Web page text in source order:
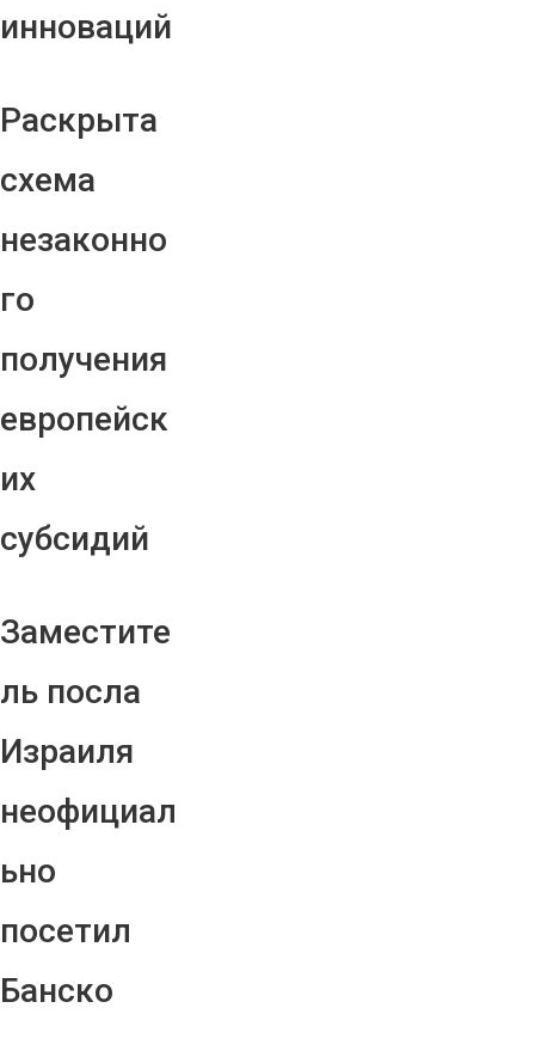
инноваций
Раскрыта
схема
незаконно
го
получения
европейск
их
субсидий
Заместите
ль посла
Израиля
неофициал
ьно
посетил
Банско